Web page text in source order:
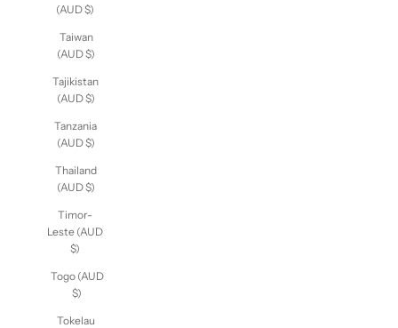
(AUD $)
Taiwan
(AUD $)
Tajikistan
(AUD $)
Tanzania
(AUD $)
Thailand
(AUD $)
Timor-
Leste (AUD
$)
Togo (AUD
$)
Tokelau